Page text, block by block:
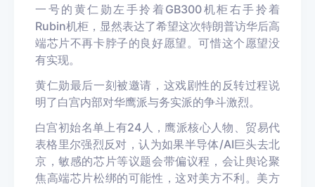
一号的黄仁勋左手拎着GB300机柜右手拎着
Rubin机柜，显然表达了希望这次特朗普访华后高
端芯片不再卡脖子的良好愿望。可惜这个愿望没
有实现。
黄仁勋最后一刻被邀请，这戏剧性的反转过程说
明了白宫内部对华鹰派与务实派的争斗激烈。
白宫初始名单上有24人，鹰派核心人物、贸易代
表格里尔强烈反对，认为如果半导体/AI巨头去北
京，敏感的芯片等议题会带偏议程，会让舆论聚
焦高端芯片松绑的可能性，这对美方不利。美方